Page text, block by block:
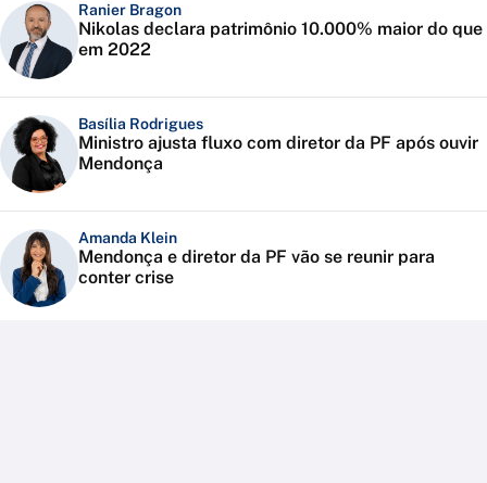
Ranier Bragon
Nikolas declara patrimônio 10.000% maior do que
em 2022
Basília Rodrigues
Ministro ajusta fluxo com diretor da PF após ouvir
Mendonça
Amanda Klein
Mendonça e diretor da PF vão se reunir para
conter crise